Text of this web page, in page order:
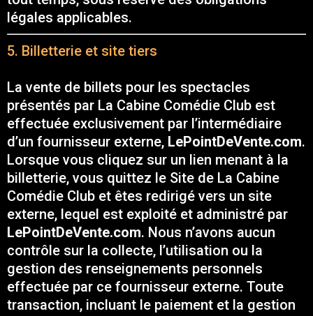
légales applicables.
5. Billetterie et site tiers
La vente de billets pour les spectacles
présentés par La Cabine Comédie Club est
effectuée exclusivement par l’intermédiaire
d’un fournisseur externe, LePointDeVente.com.
Lorsque vous cliquez sur un lien menant à la
billetterie, vous quittez le Site de La Cabine
Comédie Club et êtes redirigé vers un site
externe, lequel est exploité et administré par
LePointDeVente.com. Nous n’avons aucun
contrôle sur la collecte, l’utilisation ou la
gestion des renseignements personnels
effectuée par ce fournisseur externe. Toute
transaction, incluant le paiement et la gestion